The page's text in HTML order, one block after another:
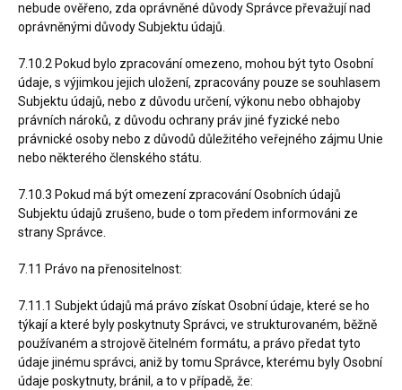
nebude ověřeno, zda oprávněné důvody Správce převažují nad
oprávněnými důvody Subjektu údajů.
7.10.2 Pokud bylo zpracování omezeno, mohou být tyto Osobní
údaje, s výjimkou jejich uložení, zpracovány pouze se souhlasem
Subjektu údajů, nebo z důvodu určení, výkonu nebo obhajoby
právních nároků, z důvodu ochrany práv jiné fyzické nebo
právnické osoby nebo z důvodů důležitého veřejného zájmu Unie
nebo některého členského státu.
7.10.3 Pokud má být omezení zpracování Osobních údajů
Subjektu údajů zrušeno, bude o tom předem informováni ze
strany Správce.
7.11 Právo na přenositelnost:
7.11.1 Subjekt údajů má právo získat Osobní údaje, které se ho
týkají a které byly poskytnuty Správci, ve strukturovaném, běžně
používaném a strojově čitelném formátu, a právo předat tyto
údaje jinému správci, aniž by tomu Správce, kterému byly Osobní
údaje poskytnuty, bránil, a to v případě, že: